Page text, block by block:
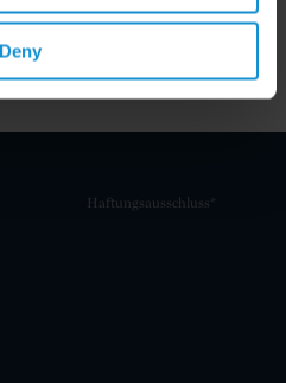
Deny
Haftungsausschluss*